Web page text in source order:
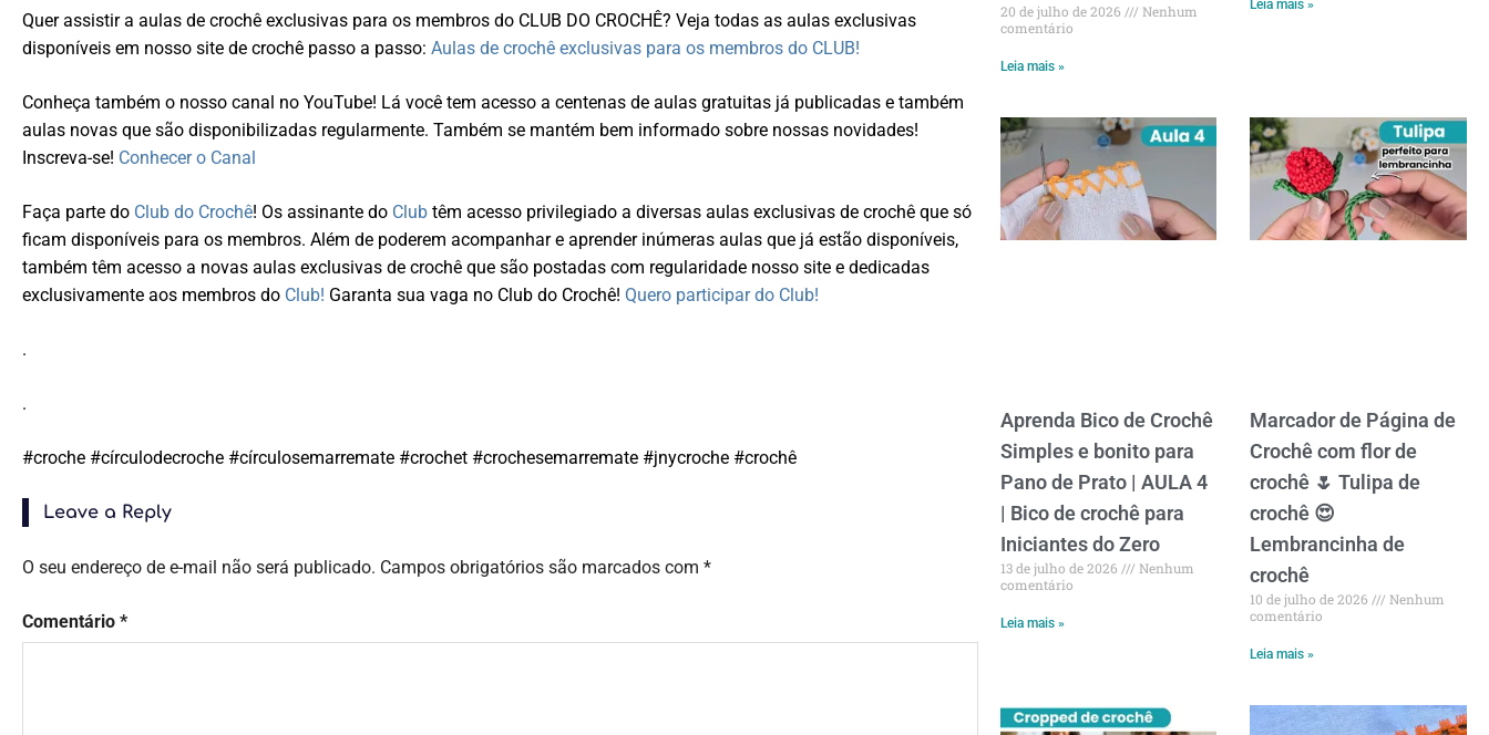
20 de julho de 2026
Nenhum
comentário
Leia mais »
Leia mais »
Aprenda Bico de Crochê
Simples e bonito para
Pano de Prato | AULA 4
| Bico de crochê para
Iniciantes do Zero
13 de julho de 2026
Nenhum
comentário
Leia mais »
Marcador de Página de
Crochê com flor de
crochê 🌷 Tulipa de
crochê 😍
Lembrancinha de
crochê
10 de julho de 2026
Nenhum
comentário
Leia mais »
Quer assistir a aulas de crochê exclusivas para os membros do CLUB DO CROCHÊ? Veja todas as aulas exclusivas
disponíveis em nosso site de crochê passo a passo:Aulas de crochê exclusivas para os membros do CLUB!
Conheça também o nosso canal no YouTube! Lá você tem acesso a centenas de aulas gratuitas já publicadas e também
aulas novas que são disponibilizadas regularmente. Também se mantém bem informado sobre nossas novidades!
Inscreva-se! Conhecer o Canal
Faça parte do Club do Crochê! Os assinante do Club têm acesso privilegiado a diversas aulas exclusivas de crochê que só
ficam disponíveis para os membros. Além de poderem acompanhar e aprender inúmeras aulas que já estão disponíveis,
também têm acesso a novas aulas exclusivas de crochê que são postadas com regularidade nosso site e dedicadas
exclusivamente aos membros do Club! Garanta sua vaga no Club do Crochê!Quero participar do Club!
.
.
#croche #círculodecroche #círculosemarremate #crochet #crochesemarremate #jnycroche #crochê
Leave a Reply
O seu endereço de e-mail não será publicado. Campos obrigatórios são marcados com*
Comentário*